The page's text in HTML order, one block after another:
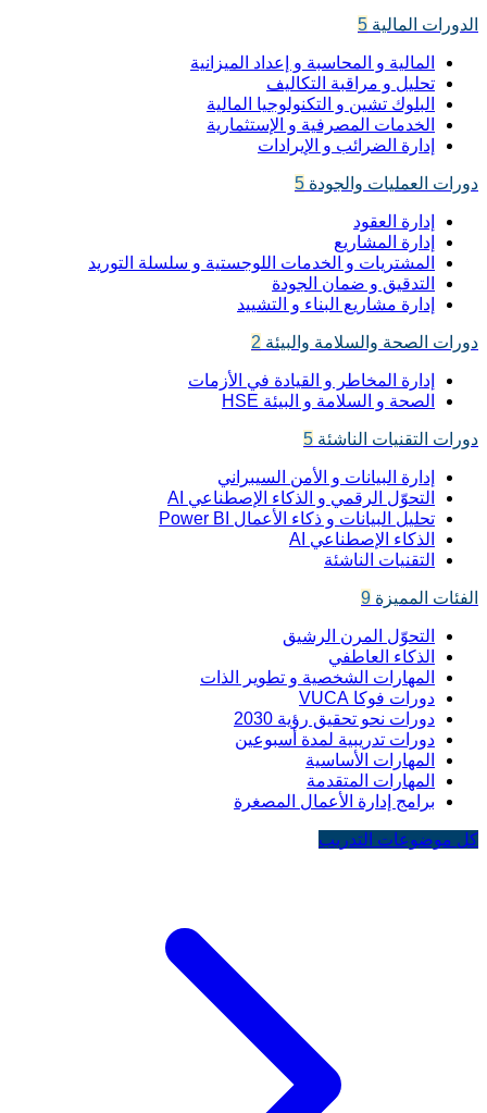
الدورات المالية 5
المالية و المحاسبة و إعداد الميزانية
تحليل و مراقبة التكاليف
البلوك تشين و التكنولوجيا المالية
الخدمات المصرفية و الإستثمارية
إدارة الضرائب و الإيرادات
دورات العمليات والجودة 5
إدارة العقود
إدارة المشاريع
المشتريات و الخدمات اللوجستية و سلسلة التوريد
التدقيق و ضمان الجودة
إدارة مشاريع البناء و التشييد
دورات الصحة والسلامة والبيئة 2
إدارة المخاطر و القيادة في الأزمات
الصحة و السلامة و البيئة HSE
دورات التقنيات الناشئة 5
إدارة البيانات و الأمن السيبراني
التحوّل الرقمي و الذكاء الإصطناعي AI
تحليل البيانات و ذكاء الأعمال Power BI
الذكاء الإصطناعي AI
التقنيات الناشئة
الفئات المميزة 9
التحوّل المرن الرشيق
الذكاء العاطفي
المهارات الشخصية و تطوير الذات
دورات فوكا VUCA
دورات نحو تحقيق رؤية 2030
دورات تدريبية لمدة أسبوعين
المهارات الأساسية
المهارات المتقدمة
برامج إدارة الأعمال المصغرة
كل موضوعات التدريب